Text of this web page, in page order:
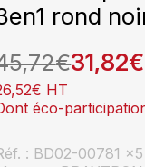
rond
€31,82€
€ HT
éco-
: BD02-00781 x5